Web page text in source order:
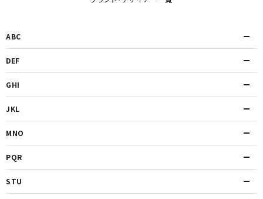
ABC
DEF
GHI
JKL
MNO
PQR
STU